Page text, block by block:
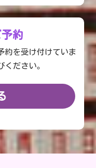
約
約を受け付けていま
ください。